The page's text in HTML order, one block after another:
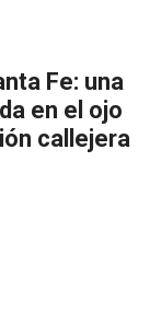
Fe: una
en el ojo
callejera